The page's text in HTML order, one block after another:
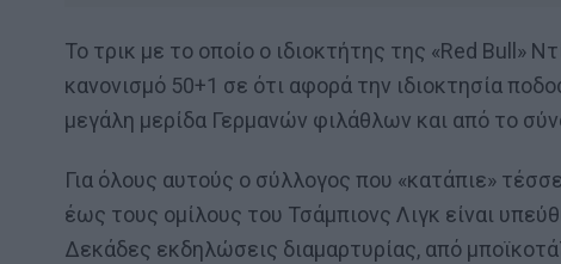
Το τρικ με το οποίο ο ιδιοκτήτης της «Red Bull»
κανονισμό 50+1 σε ότι αφορά την ιδιοκτησία
μεγάλη μερίδα Γερμανών φιλάθλων και από το
Για όλους αυτούς ο σύλλογος που «κατάπιε»
έως τους ομίλους του Τσάμπιονς Λιγκ είναι
Δεκάδες εκδηλώσεις διαμαρτυρίας, από